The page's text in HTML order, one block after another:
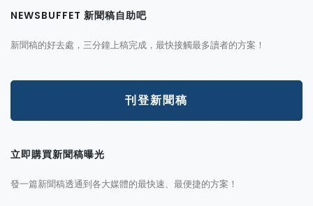
NEWSBUFFET 新聞稿自助吧
新聞稿的好去處，三分鐘上稿完成，最快接觸最多讀者的方案！
刊登新聞稿
立即購買新聞稿曝光
發一篇新聞稿透通到各大媒體的最快速、最便捷的方案！